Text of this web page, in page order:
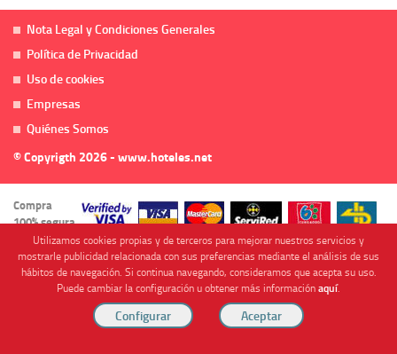
Nota Legal y Condiciones Generales
Política de Privacidad
Uso de cookies
Empresas
Quiénes Somos
© Copyrigth 2026 - www.hoteles.net
Compra
100% segura
Cofinanciado por
Utilizamos cookies propias y de terceros para mejorar nuestros servicios y
mostrarle publicidad relacionada con sus preferencias mediante el análisis de sus
hábitos de navegación. Si continua navegando, consideramos que acepta su uso.
Puede cambiar la configuración u obtener más informaciónaquí.